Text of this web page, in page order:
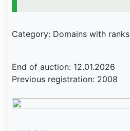
Category: Domains with ranks
End of auction: 12.01.2026
Previous registration: 2008